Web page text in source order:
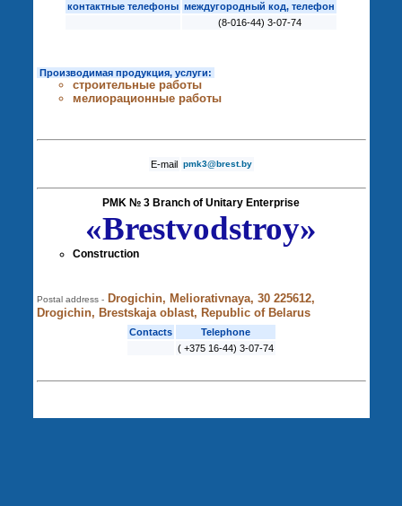
контактные телефоны междугородный код, телефон
(8-016-44) 3-07-74
Производимая продукция, услуги:
строительные работы
мелиорационные работы
E-mail pmk3@brest.by
PMK № 3 Branch of Unitary Enterprise
«Brestvodstroy»
Construction
Postal address - Drogichin, Meliorativnaya, 30 225612,
Drogichin, Brestskaja oblast, Republic of Belarus
Contacts
Telephone
( +375 16-44) 3-07-74